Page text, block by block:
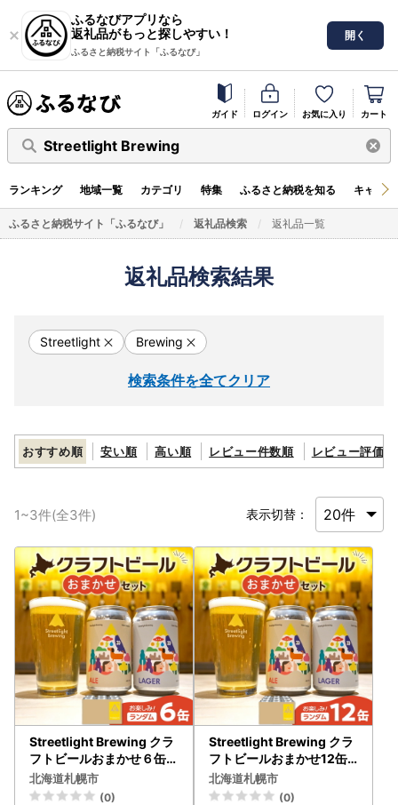
ふるなびアプリなら
返礼品がもっと探しやすい！
ふるさと納税サイト「ふるなび」
開く
ガイド ログイン お気に入り カート
Streetlight Brewing
ランキング 地域一覧 カテゴリ 特集 ふるさと納税を知る キャン
ふるさと納税サイト「ふるなび」 返礼品検索 返礼品一覧
返礼品検索結果
Streetlight Brewing
検索条件を全てクリア
おすすめ順 安い順 高い順 レビュー件数順 レビュー評価順
1~3件(全3件) 表示切替：
Streetlight Brewing クラ
フトビールおまかせ６缶セ
ット
北海道札幌市
(0)
Streetlight Brewing クラ
フトビールおまかせ12缶
セット
北海道札幌市
(0)